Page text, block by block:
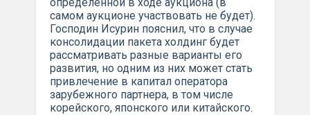
самом аукционе участвовать не будет).
Господин Исурин пояснил, что в случае
консолидации пакета холдинг будет
рассматривать разные варианты его
развития, но одним из них может стать
привлечение в капитал оператора
зарубежного партнера, в том числе
корейского, японского или китайского.